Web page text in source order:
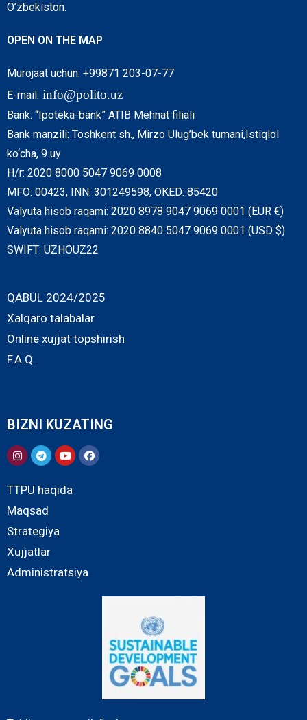
O’zbekiston.
OPEN ON THE MAP
Murojaat uchun: +99871 203-07-77
E-mail: info@polito.uz
Bank: “Ipoteka-bank” ATIB Mehnat filiali
Bank manzili: Toshkent sh., Mirzo Ulug’bek tumani,Istiqlol
ko‘cha, 9 uy
H/r: 2020 8000 5047 9069 0008
MFO: 00423, INN: 301249598, OKED: 85420
Valyuta hisob raqami: 2020 8978 9047 9069 0001 (EUR €)
Valyuta hisob raqami: 2020 8840 5047 9069 0001 (USD $)
SWIFT: UZHOUZ22
QABUL 2024/2025
Xalqaro talabalar
Online xujjat topshirish
F.A.Q.
BIZNI KUZATING
TTPU haqida
Maqsad
Strategiya
Xujjatlar
Administratsiya